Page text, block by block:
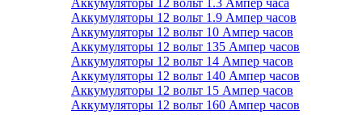
Аккумуляторы 12 вольт 1.3 Ампер часа
Аккумуляторы 12 вольт 1.9 Ампер часов
Аккумуляторы 12 вольт 10 Ампер часов
Аккумуляторы 12 вольт 135 Ампер часов
Аккумуляторы 12 вольт 14 Ампер часов
Аккумуляторы 12 вольт 140 Ампер часов
Аккумуляторы 12 вольт 15 Ампер часов
Аккумуляторы 12 вольт 160 Ампер часов